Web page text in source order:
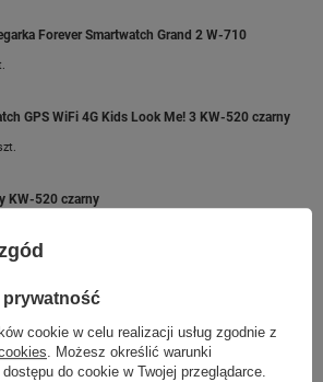
Forever Smartwatch Grand 2 W-710
GPS WiFi 4G Kids Look Me! 3 KW-520 czarny
KW-520 czarny
TAKŻE
prywatność
cookie w celu realizacji usług zgodnie z
. Możesz określić warunki
do cookie w Twojej przeglądarce.